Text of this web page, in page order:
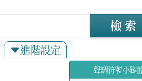
進階設定
檢 索
聲調符號小鍵